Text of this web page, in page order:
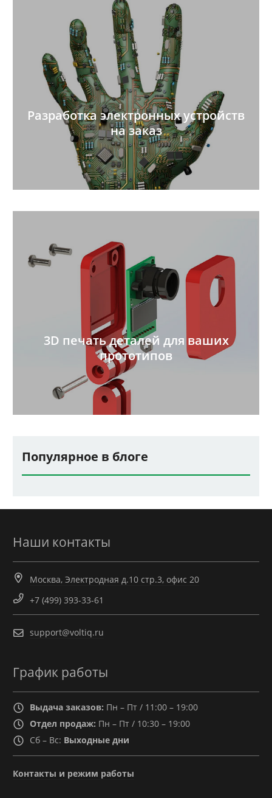
Разработка электронных устройств
на заказ
3D печать деталей для ваших
прототипов
Популярное в блоге
Наши контакты
Москва, Электродная д.10 стр.3, офис 20
+7 (499) 393-33-61
support@voltiq.ru
График работы
Выдача заказов: Пн – Пт / 11:00 – 19:00
Отдел продаж: Пн – Пт / 10:30 – 19:00
Сб – Вс: Выходные дни
Контакты и режим работы